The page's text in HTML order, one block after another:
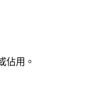
佔用。